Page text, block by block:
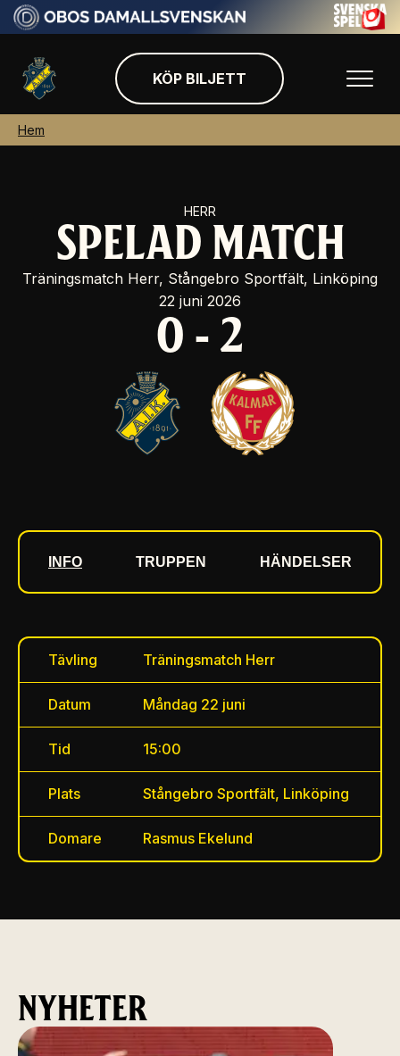
KÖP BILJETT
Hem
HERR
SPELAD MATCH
Träningsmatch Herr, Stångebro Sportfält, Linköping
22 juni 2026
0 - 2
INFO TRUPPEN HÄNDELSER
Tävling Träningsmatch Herr
Datum Måndag 22 juni
Tid 15:00
Plats Stångebro Sportfält, Linköping
Domare Rasmus Ekelund
NYHETER